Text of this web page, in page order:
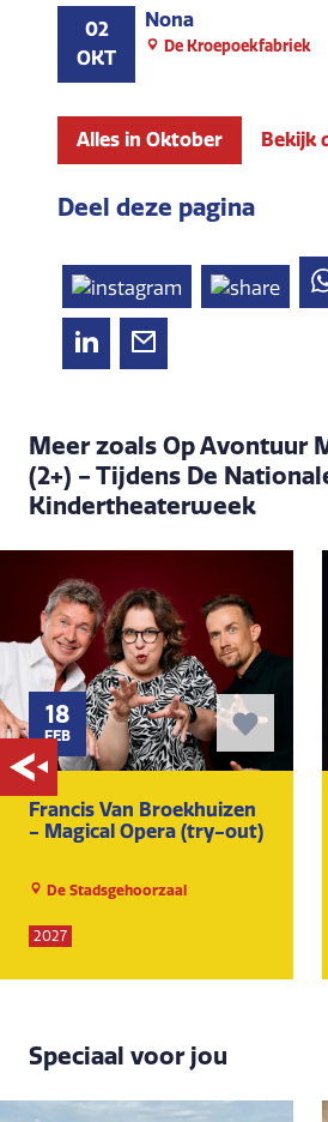
02
OKT
Nona
De Kroepoekfabriek
Alles in Oktober Bekijk
Deel deze pagina
Meer zoals Op Avontuur
(2+) - Tijdens De
Kindertheaterweek
18
FEB
Francis Van Broekhuizen
- Magical Opera (try-out)
De Stadsgehoorzaal
2027
Speciaal voor jou